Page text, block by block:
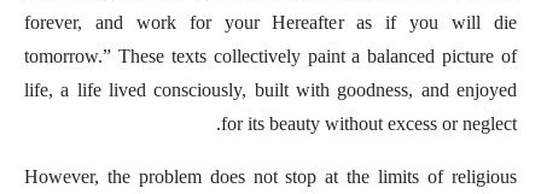
forever, and work for your Hereafter as if you will die
tomorrow.” These texts collectively paint a balanced picture of
life, a life lived consciously, built with goodness, and enjoyed
for its beauty without excess or neglect.
However, the problem does not stop at the limits of religious